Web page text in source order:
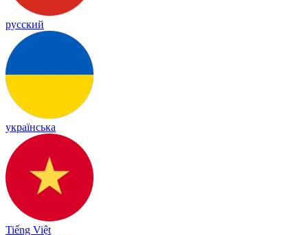
русский
українська
Tiếng Việt